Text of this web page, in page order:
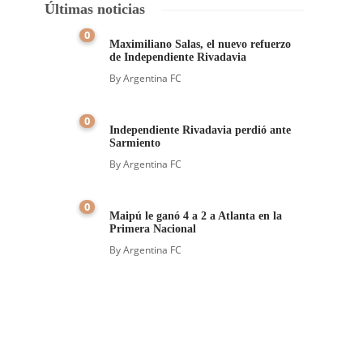
Últimas noticias
0
Maximiliano Salas, el nuevo refuerzo
de Independiente Rivadavia
ByArgentina FC
0
Independiente Rivadavia perdió ante
Sarmiento
ByArgentina FC
0
Maipú le ganó 4 a 2 a Atlanta en la
Primera Nacional
ByArgentina FC